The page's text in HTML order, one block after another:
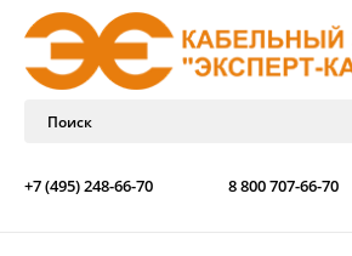
+7 (495) 248-66-70 8 800 707-66-70